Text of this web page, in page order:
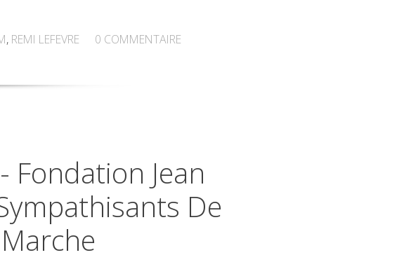
, REMI LEFEVRE 0 COMMENTAIRE
Fondation Jean
De